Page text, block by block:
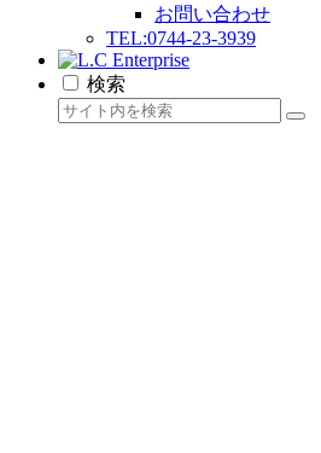
お問い合わせ
TEL:0744-23-3939
検索